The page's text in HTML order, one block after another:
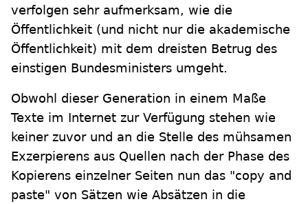
verfolgen sehr aufmerksam, wie die
Öffentlichkeit (und nicht nur die akademische
Öffentlichkeit) mit dem dreisten Betrug des
einstigen Bundesministers umgeht.
Obwohl dieser Generation in einem Maße
Texte im Internet zur Verfügung stehen wie
keiner zuvor und an die Stelle des mühsamen
Exzerpierens aus Quellen nach der Phase des
Kopierens einzelner Seiten nun das "copy and
paste" von Sätzen wie Absätzen in die